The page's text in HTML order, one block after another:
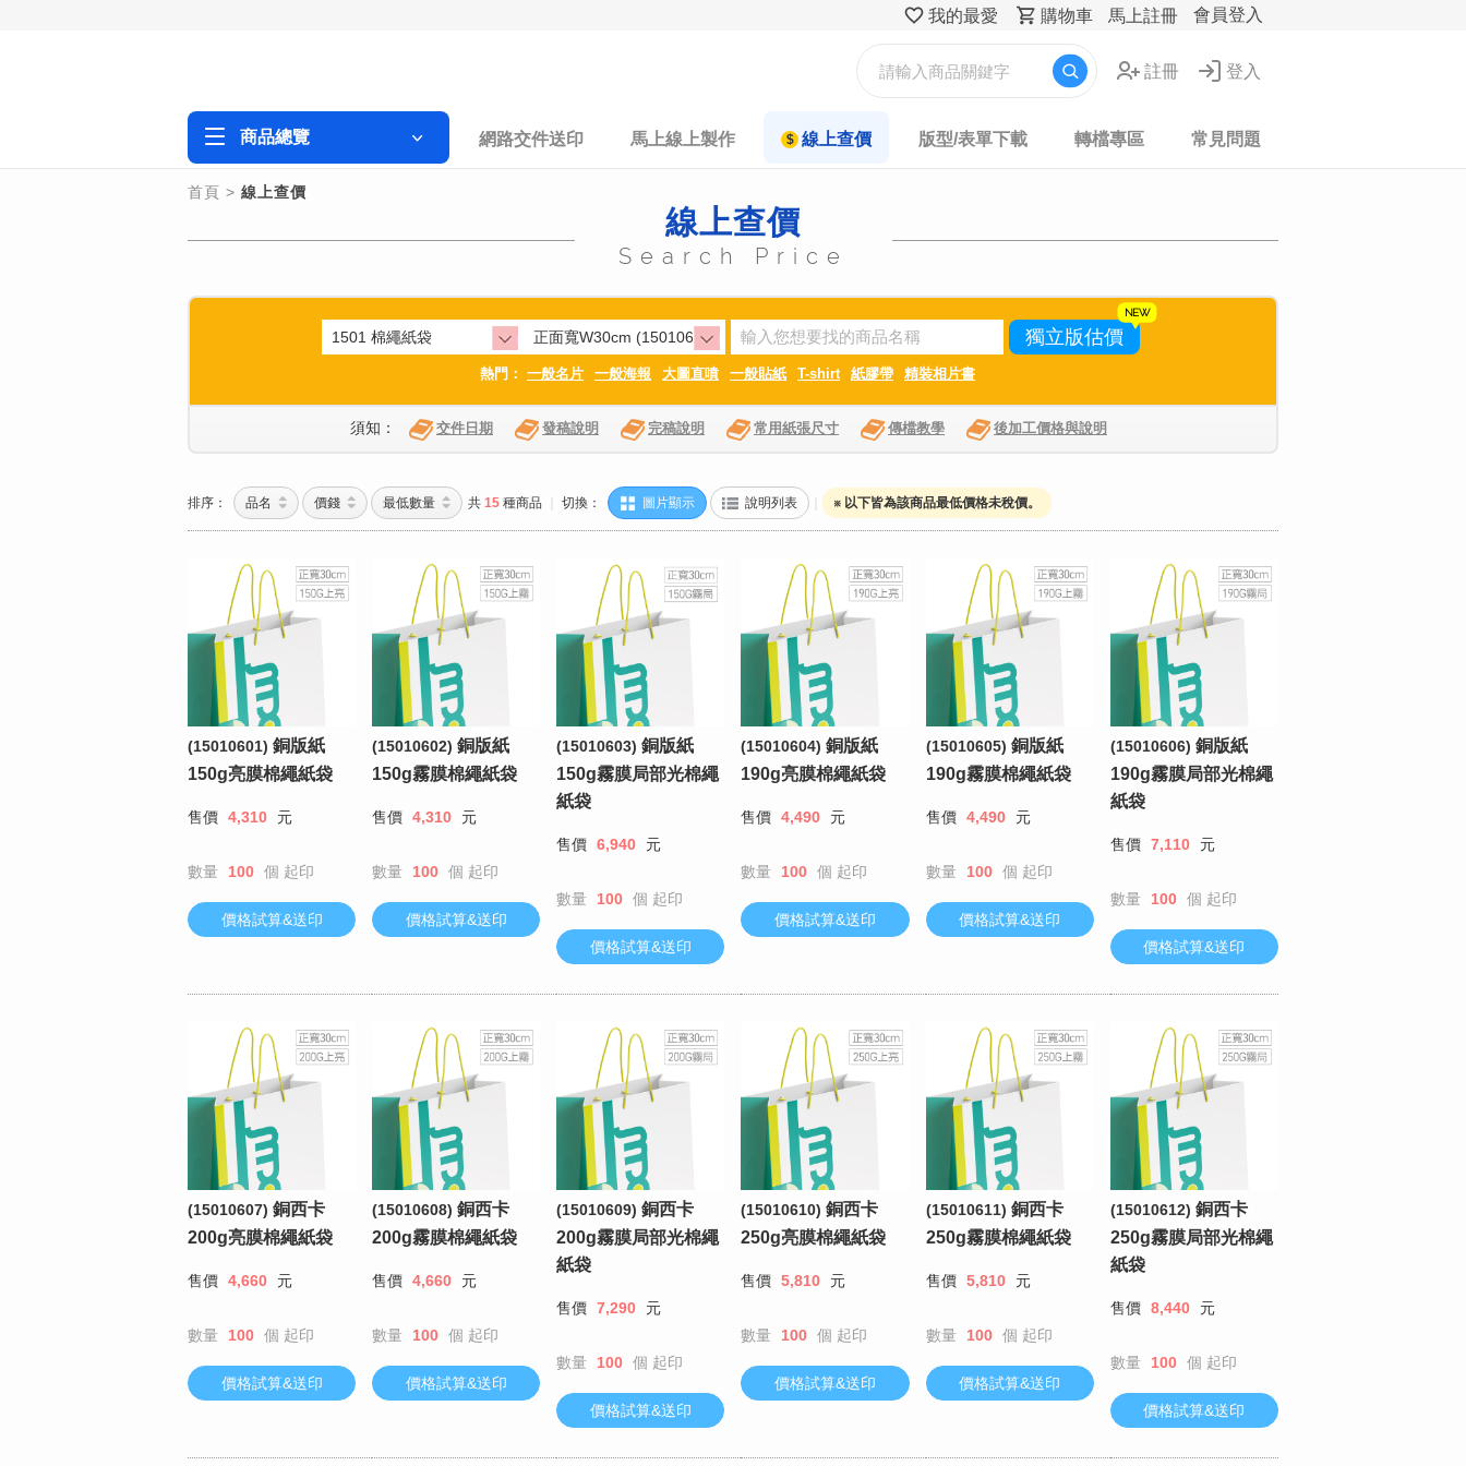
我的最愛 購物車 馬上註冊 會員登入
註冊 登入
商品總覽 網路交件送印 馬上線上製作 線上查價 版型/表單下載 轉檔專區 常見問題
首頁 > 線上查價
線上查價
Search Price
獨立版估價
熱門： 一般名片 一般海報 大圖直噴 一般貼紙 T-shirt 紙膠帶 精裝相片書
須知： 交件日期 發稿說明 完稿說明 常用紙張尺寸 傳檔教學 後加工價格與說明
排序： 品名 價錢 最低數量 共 15 種商品 切換： 圖片顯示 說明列表 ※ 以下皆為該商品最低價格未稅價。
(15010601) 銅版紙
150g亮膜棉繩紙袋
售價 4,310 元
數量 100 個 起印
(15010602)銅版紙
150g霧膜棉繩紙袋
售價 4,310 元
數量 100 個 起印
(15010603)銅版紙
150g霧膜局部光棉繩
紙袋
售價 6,940 元
數量 100 個 起印
(15010604)銅版紙
190g亮膜棉繩紙袋
售價 4,490 元
數量 100 個 起印
(15010605) 銅版紙
190g霧膜棉繩紙袋
售價 4,490 元
數量 100 個 起印
(15010606) 銅版紙
190g霧膜局部光棉繩
紙袋
售價 7,110 元
數量 100 個 起印
(15010607) 銅西卡
200g亮膜棉繩紙袋
售價 4,660 元
數量 100 個 起印
(15010608)銅西卡
200g霧膜棉繩紙袋
售價 4,660 元
數量 100 個 起印
(15010609)銅西卡
200g霧膜局部光棉繩
紙袋
售價 7,290 元
數量 100 個 起印
(15010610)銅西卡
250g亮膜棉繩紙袋
售價 5,810 元
數量 100 個 起印
(15010611) 銅西卡
250g霧膜棉繩紙袋
售價 5,810 元
數量 100 個 起印
(15010612) 銅西卡
250g霧膜局部光棉繩
紙袋
售價 8,440 元
數量 100 個 起印